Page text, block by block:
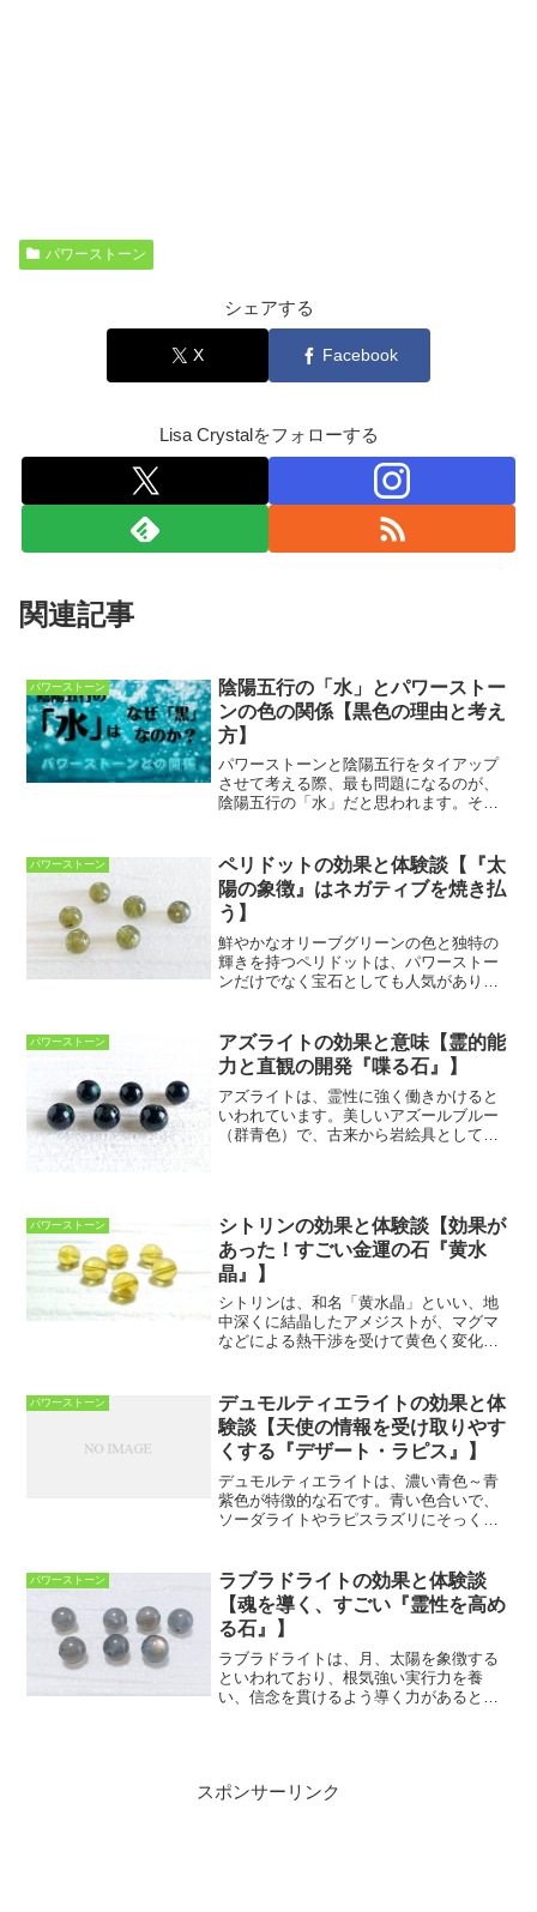
パワーストーン
シェアする
X Facebook
Lisa Crystalをフォローする
関連記事
パワーストーン
陰陽五行の「水」とパワーストー
ンの色の関係【黒色の理由と考え
方】
パワーストーンと陰陽五行をタイアップ
させて考える際、最も問題になるのが、
陰陽五行の「水」だと思われます。その
す。また、「黒色」のパワーストーン
は、グラウンディングに効...
パワーストーン
ペリドットの効果と体験談【『太
陽の象徴』はネガティブを焼き払
う】
鮮やかなオリーブグリーンの色と独特の
輝きを持つペリドットは、パワーストー
ンだけでなく宝石としても人気がありま
れます。ペリドットは溶岩の塊に運ばれ
て地表に出るため、急激な...
パワーストーン
アズライトの効果と意味【霊的能
力と直観の開発『喋る石』】
アズライトは、霊性に強く働きかけると
いわれています。美しいアズールブルー
（群青色）で、古来から岩絵具として利
パワーストーン
シトリンの効果と体験談【効果が
あった！すごい金運の石『黄水
晶』】
シトリンは、和名「黄水晶」といい、地
中深くに結晶したアメジストが、マグマ
などによる熱干渉を受けて黄色く変化し
もたらす「幸運の石」として、古くから
有名です。美しく輝く黄...
パワーストーン
デュモルティエライトの効果と体
験談【天使の情報を受け取りやす
くする『デザート・ラピス』】
デュモルティエライトは、濃い青色～青
紫色が特徴的な石です。青い色合いで、
ソーダライトやラピスラズリにそっくり
ことを教え、物事の本質を見抜かせる力
を与えてくれる石で、身に...
パワーストーン
ラブラドライトの効果と体験談
【魂を導く、すごい『霊性を高め
る石』】
ラブラドライトは、月、太陽を象徴する
といわれており、根気強い実行力を養
い、信念を貫けるよう導く力があるとさ
スポンサーリンク